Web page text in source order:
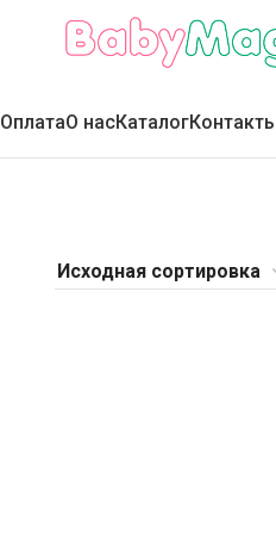
ОплатаО насКаталог